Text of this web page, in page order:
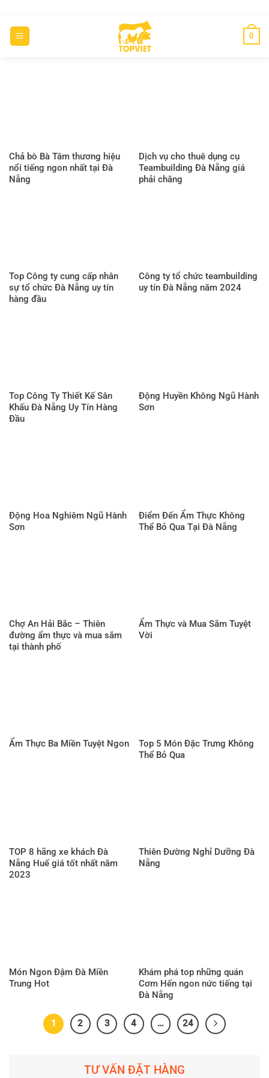
0
TƯ VẤN ĐẶT HÀNG
Chả bò Bà Tâm thương hiệu
nổi tiếng ngon nhất tại Đà
Nẵng
Dịch vụ cho thuê dụng cụ
Teambuilding Đà Nẵng giá
phải chăng
Top Công ty cung cấp nhân
sự tổ chức Đà Nẵng uy tín
hàng đầu
Công ty tổ chức teambuilding
uy tín Đà Nẵng năm 2024
Top Công Ty Thiết Kế Sân
Khấu Đà Nẵng Uy Tín Hàng
Đầu
Động Huyền Không Ngũ Hành
Sơn
Động Hoa Nghiêm Ngũ Hành
Sơn
Điểm Đến Ẩm Thực Không
Thể Bỏ Qua Tại Đà Nẵng
Chợ An Hải Bắc – Thiên
đường ẩm thực và mua sắm
tại thành phố
Ẩm Thực và Mua Sắm Tuyệt
Vời
Ẩm Thực Ba Miền Tuyệt Ngon
Top 5 Món Đặc Trưng Không
Thể Bỏ Qua
TOP 8 hãng xe khách Đà
Nẵng Huế giá tốt nhất năm
2023
Thiên Đường Nghỉ Dưỡng Đà
Nẵng
Món Ngon Đậm Đà Miền
Trung Hot
Khám phá top những quán
Cơm Hến ngon nức tiếng tại
Đà Nẵng
1 2 3 4 … 24